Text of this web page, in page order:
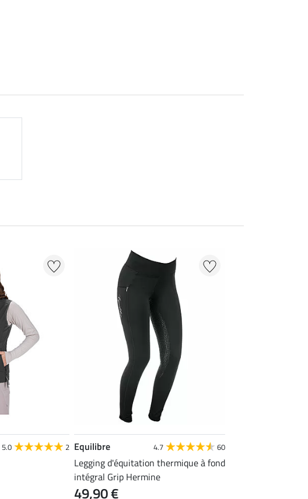
5.0 2 Equilibre 4.7 60
Legging d'équitation thermique à fond
intégral Grip Hermine
49,90 €